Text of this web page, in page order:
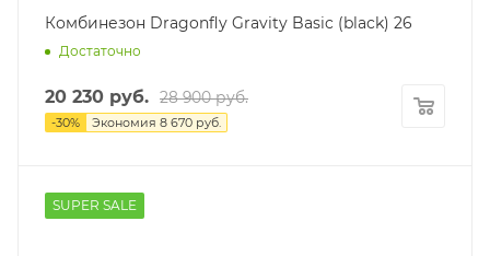
Комбинезон Dragonfly Gravity Basic (black) 26
Достаточно
20 230 руб. 28 900руб.
-30% Экономия 8 670 руб.
SUPER SALE